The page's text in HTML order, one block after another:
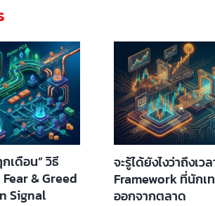
เดือน” วิธี
& Greed
Signal
จะรู้ได้ยังไงว่าถึงเ
Framework ที่นักเ
ออกจากตลาด